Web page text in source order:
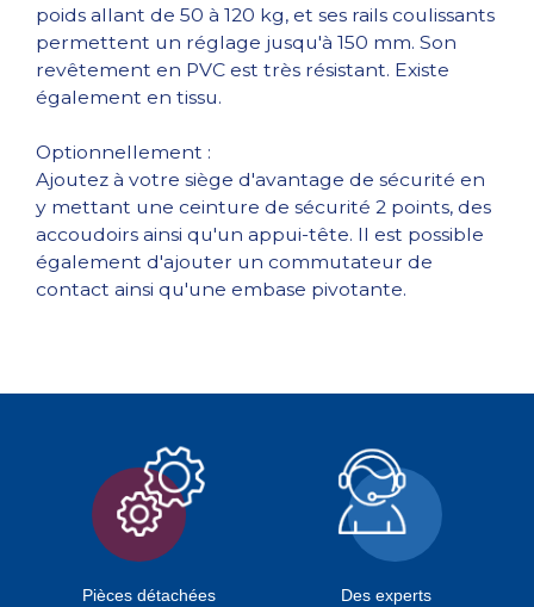
poids allant de 50 à 120 kg, et ses rails coulissants
permettent un réglage jusqu'à 150 mm. Son
revêtement en PVC est très résistant. Existe
également en tissu.
Optionnellement :
Ajoutez à votre siège d'avantage de sécurité en
y mettant une ceinture de sécurité 2 points, des
accoudoirs ainsi qu'un appui-tête. Il est possible
également d'ajouter un commutateur de
contact ainsi qu'une embase pivotante.
Pièces détachées
Des experts